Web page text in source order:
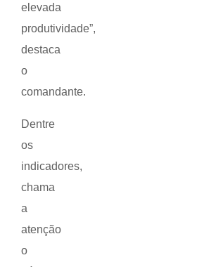
elevada
produtividade”,
destaca
o
comandante.
Dentre
os
indicadores,
chama
a
atenção
o